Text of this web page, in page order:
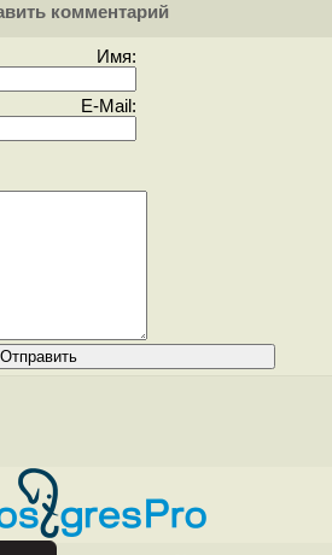
комментарий
Имя:
E-Mail: